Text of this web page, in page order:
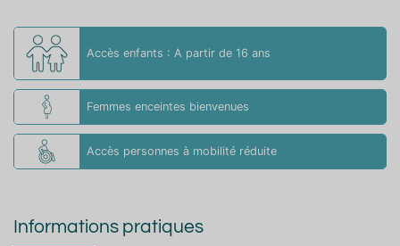
Accès enfants : A partir de 16 ans
Femmes enceintes bienvenues
Accès personnes à mobilité réduite
Informations pratiques